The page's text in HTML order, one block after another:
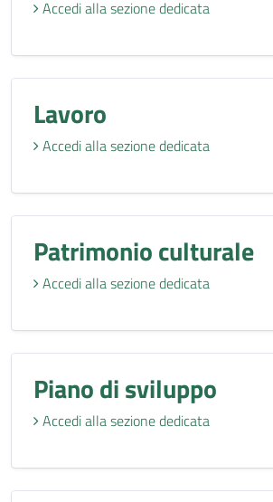
Accedi alla sezione dedicata
Lavoro
Accedi alla sezione dedicata
Patrimonio culturale
Accedi alla sezione dedicata
Piano di sviluppo
Accedi alla sezione dedicata